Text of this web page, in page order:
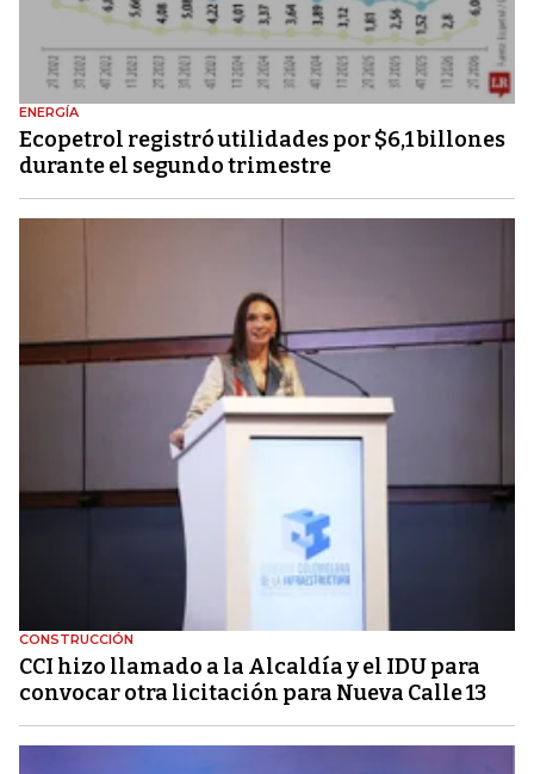
ENERGÍA
Ecopetrol registró utilidades por $6,1 billones
durante el segundo trimestre
CONSTRUCCIÓN
CCI hizo llamado a la Alcaldía y el IDU para
convocar otra licitación para Nueva Calle 13